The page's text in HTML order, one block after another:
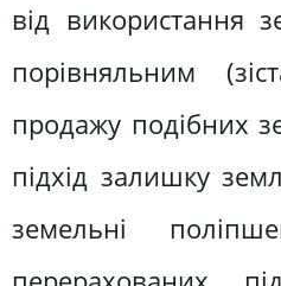
від використання
порівняльним
продажу подібних
підхід залишку
земельні